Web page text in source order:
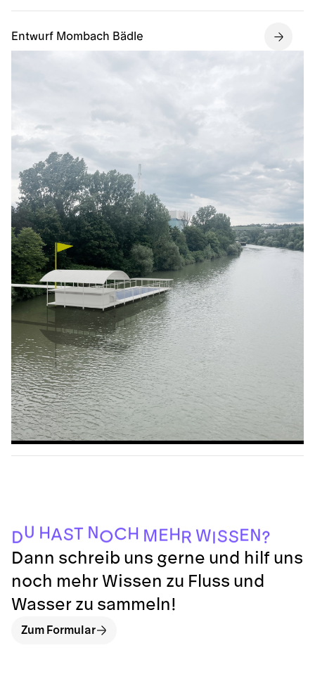
Entwurf Mombach Bädle
DU HAST NOCH ME H R WISSEN?
Dann schreib uns gerne und hilf uns
noch mehr Wissen zu Fluss und
Wasser zu sammeln!
Zum Formular